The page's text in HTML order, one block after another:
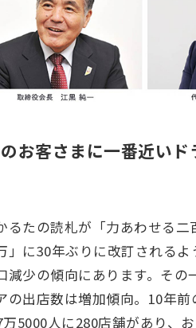
お客さまに一番近いド
るたの読札が「力あわせる二
」に30年ぶりに改訂されるよ
減少の傾向にあります。その
の出店数は増加傾向。10年前
5000人に280店舗があり、